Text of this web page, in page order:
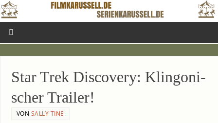
Star Trek Dis­co­very: Klin­go­ni­
scher Trailer!
VON SALLY TINE